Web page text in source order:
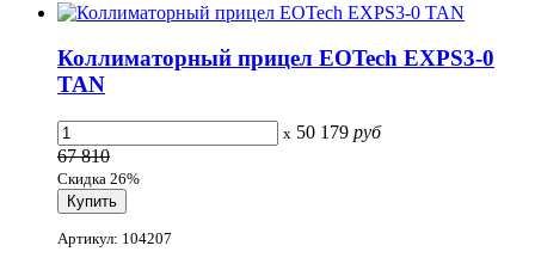
Коллиматорный прицел EOTech EXPS3-0
TAN
x 50 179 руб
67 810
Скидка 26%
Артикул: 104207